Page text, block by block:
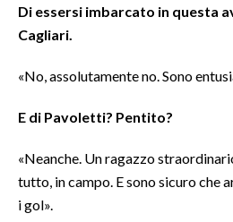
GOSSIP
NOTIZIE
EVENTI
Di essersi imbarcato in questa
Cagliari.
«No, assolutamente no. Sono
E di Pavoletti? Pentito?
«Neanche. Un ragazzo
tutto, in campo. E sono sicuro che
i gol».